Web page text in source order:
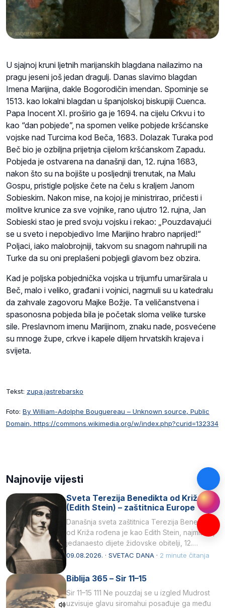
U sjajnoj kruni ljetnih marijanskih blagdana nailazimo na
pragu jeseni još jedan dragulj. Danas slavimo blagdan
Imena Marijina, dakle Bogorodičin imendan. Spominje se
1513. kao lokalni blagdan u španjolskoj biskupiji Cuenca.
Papa Inocent XI. proširio ga je 1694. na cijelu Crkvu i to
kao “dan pobjede”, na spomen velike pobjede kršćanske
vojske nad Turcima kod Beča, 1683. Dolazak Turaka pod
Beč bio je ozbiljna prijetnja cijelom kršćanskom Zapadu.
Pobjeda je ostvarena na današnji dan, 12. rujna 1683,
nakon što su na bojište u posljednji trenutak, na Malu
Gospu, pristigle poljske čete na čelu s kraljem Janom
Sobieskim. Nakon mise, na kojoj je ministrirao, pričesti i
molitve krunice za sve vojnike, rano ujutro 12. rujna, Jan
Sobieski stao je pred svoju vojsku i rekao: „Pouzdavajući
se u sveto i nepobjedivo Ime Marijino hrabro naprijed!“
Poljaci, iako malobrojniji, takvom su snagom nahrupili na
Turke da su oni preplašeni pobjegli glavom bez obzira.
Kad je poljska pobjednička vojska u trijumfu umarširala u
Beč, malo i veliko, građani i vojnici, nagrnuli su u katedralu
da zahvale zagovoru Majke Božje. Ta veličanstvena i
spasonosna pobjeda bila je početak sloma velike turske
sile. Preslavnom imenu Marijinom, znaku nade, posvećene
su mnoge župe, crkve i kapele diljem hrvatskih krajeva i
svijeta.
Tekst: zupa.jastrebarsko
Foto: By William-Adolphe Bouguereau – Unknown source, Public
Domain, https://commons.wikimedia.org/w/index.php?curid=132334
Najnovije vijesti
Sveta Terezija Benedikta od Križa
(Edith Stein) – zaštitnica Europe
Današnja sveta zaštitnica Terezija Benedikta
od Križa rođena je kao Edith Stein, najmlađe,
jedanaesto dijete židovske obitelji, 12.
listopada 1891, u Wrocławu…
09.08.2026. · SVETAC DANA · 2 minute čitanja
Biblija 365 – Sir 11–15
Sir 11–15 111 Ne pouzdaj se u izgled Mudrost
uzvisuje glavu siromahui posađuje ga među